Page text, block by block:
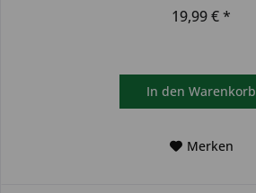
19,99 € *
In den Warenkorb
Merken